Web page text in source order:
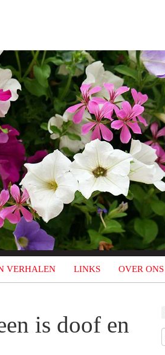
VERHALEN LINKS OVER ONS
is doof en